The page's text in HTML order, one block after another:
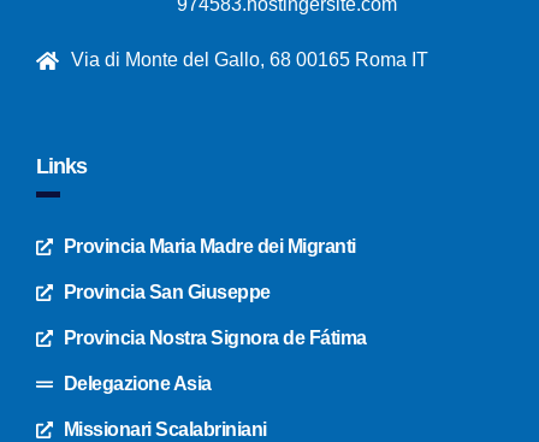
974583.hostingersite.com
Via di Monte del Gallo, 68 00165 Roma IT
Links
Provincia Maria Madre dei Migranti
Provincia San Giuseppe
Provincia Nostra Signora de Fátima
Delegazione Asia
Missionari Scalabriniani